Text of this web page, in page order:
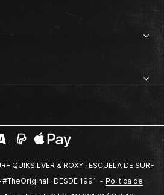
QUIKSILVER & ROXY · ESCUELA DE SURF
#TheOriginal · DESDE 1991 - Politica de